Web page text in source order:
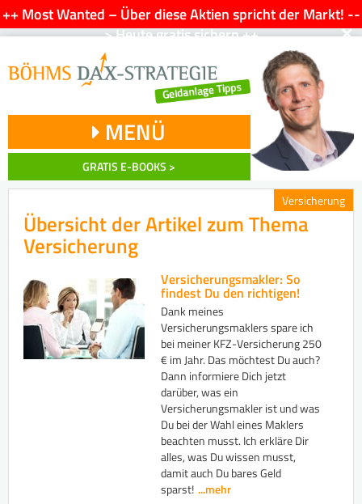
++ Most Wanted – Über diese Aktien spricht der Markt! --
> Heute gratis sichern ++
×
MENÜ
GRATIS E-BOOKS >
Versicherung
Übersicht der Artikel zum Thema
Versicherung
Versicherungsmakler: So
findest Du den richtigen!
Dank meines
Versicherungsmaklers spare ich
bei meiner KFZ-Versicherung 250
€ im Jahr. Das möchtest Du auch?
Dann informiere Dich jetzt
darüber, was ein
Versicherungsmakler ist und was
Du bei der Wahl eines Maklers
beachten musst. Ich erkläre Dir
alles, was Du wissen musst,
damit auch Du bares Geld
sparst! ...mehr